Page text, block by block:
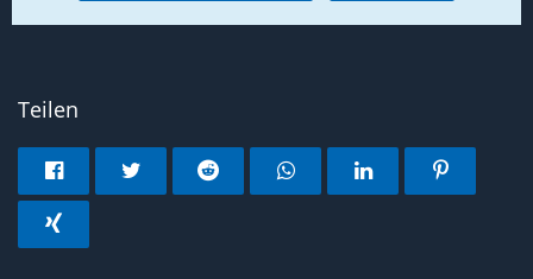
Teilen